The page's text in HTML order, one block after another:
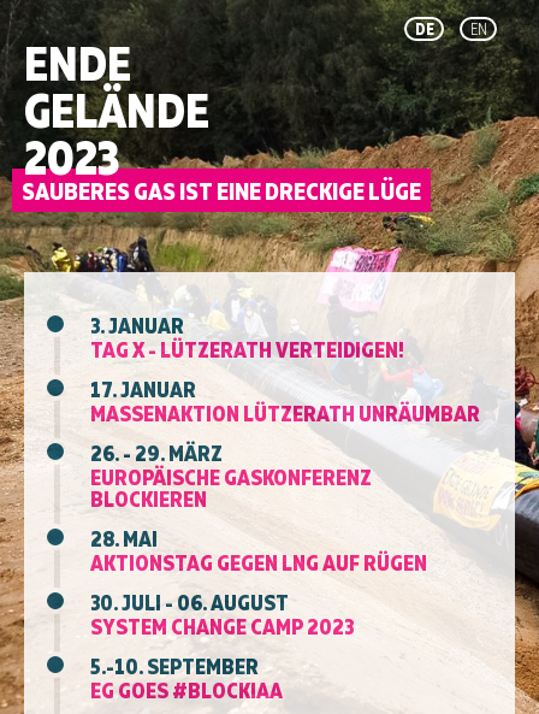
DE EN
ENDE
GELÄNDE
2023
3. JANUAR
TAG X - LÜTZERATH VERTEIDIGEN!
17. JANUAR
MASSENAKTION LÜTZERATH UNRÄUMBAR
26. - 29. MÄRZ
EUROPÄISCHE GASKONFERENZ
BLOCKIEREN
28. MAI
AKTIONSTAG GEGEN LNG AUF RÜGEN
30. JULI - 06. AUGUST
SYSTEM CHANGE CAMP 2023
5.-10. SEPTEMBER
EG GOES #BLOCKIAA